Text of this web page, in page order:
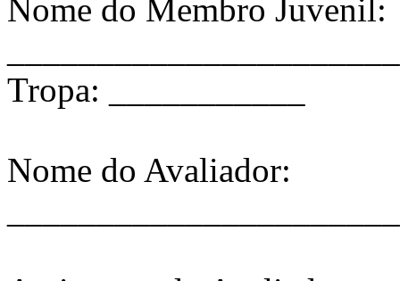
Nome do Membro Juvenil:
Tropa: ___________
Nome do Avaliador: